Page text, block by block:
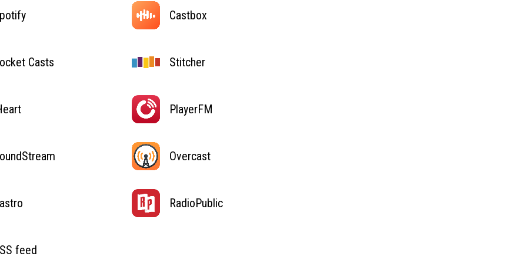
Castbox
Casts Stitcher
PlayerFM
Overcast
RadioPublic
feed